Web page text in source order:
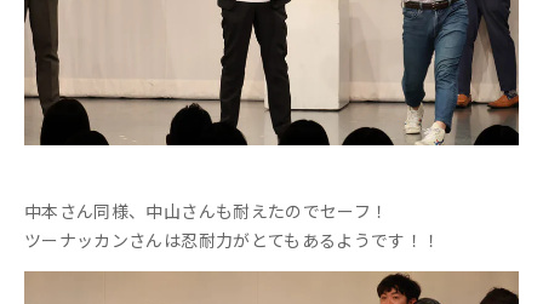
中本さん同様、中山さんも耐えたのでセーフ！
ツーナッカンさんは忍耐力がとてもあるようです！！